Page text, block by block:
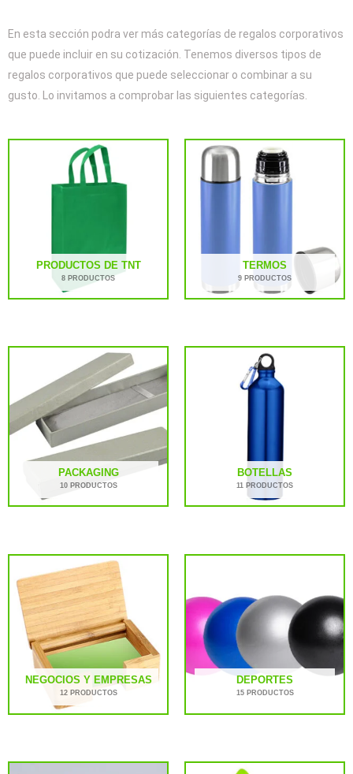
En esta sección podra ver más categorías de regalos corporativos
que puede incluir en su cotización. Tenemos diversos tipos de
regalos corporativos que puede seleccionar o combinar a su
gusto. Lo invitamos a comprobar las siguientes categorías.
PRODUCTOS DE TNT
8 PRODUCTOS
TERMOS
9 PRODUCTOS
PACKAGING
10 PRODUCTOS
BOTELLAS
11 PRODUCTOS
NEGOCIOS Y EMPRESAS
12 PRODUCTOS
DEPORTES
15 PRODUCTOS